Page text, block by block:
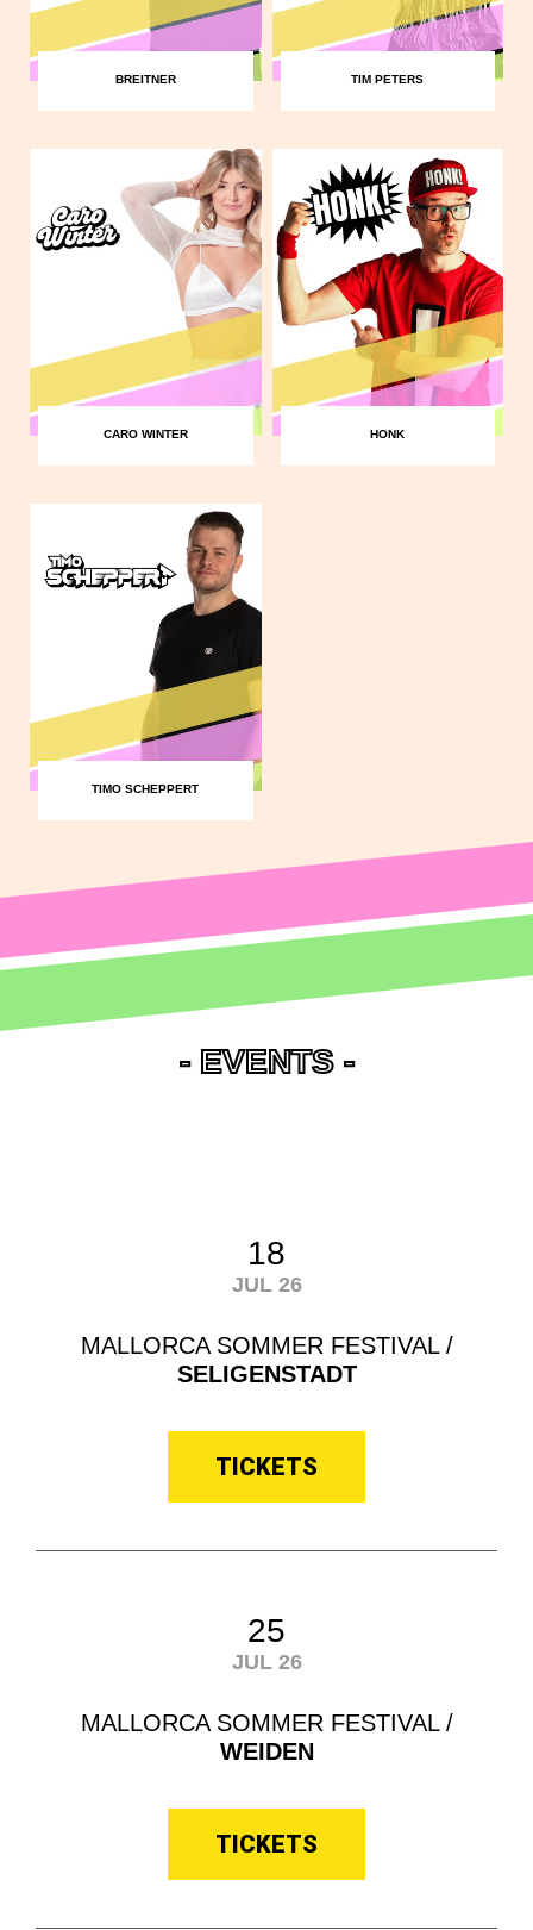
BREITNER TIM PETERS
CARO WINTER HONK
TIMO SCHEPPERT
- EVENTS -
18
JUL 26
MALLORCA SOMMER FESTIVAL /
SELIGENSTADT
TICKETS
25
JUL 26
MALLORCA SOMMER FESTIVAL /
WEIDEN
TICKETS